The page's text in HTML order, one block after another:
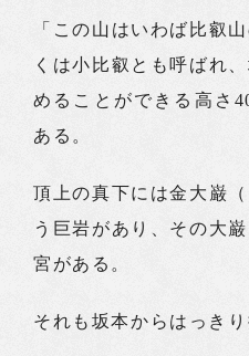
「この山はいわば比叡
くは小比叡とも呼ばれ
めることができる高さ
ある。
頂上の真下には金大巌
う巨岩があり、その大
宮がある。
それも坂本からはっき